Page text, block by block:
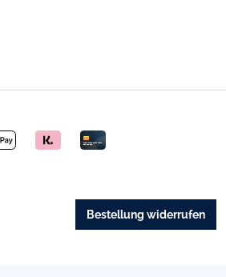
Bestellung widerrufen